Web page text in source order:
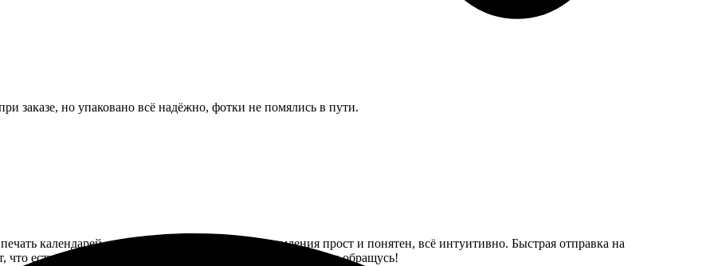
заказе, но упаковано всё надёжно, фотки не помялись в пути.
календарей, остался доволен. Процесс оформления прост и понятен, всё интуитивно. Быстрая отправка на
что есть скидки для постоянных клиентов. Обязательно еще обращусь!